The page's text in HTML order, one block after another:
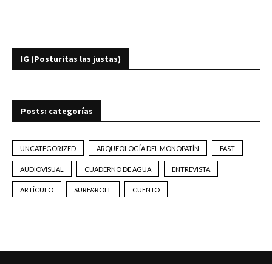
IG (Posturitas las justas)
Posts: categorías
UNCATEGORIZED ARQUEOLOGÍA DEL MONOPATÍN FAST
AUDIOVISUAL CUADERNO DE AGUA ENTREVISTA
ARTÍCULO SURF&ROLL CUENTO